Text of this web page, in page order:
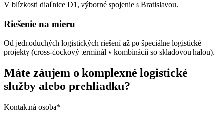
V blízkosti diaľnice D1, výborné spojenie s Bratislavou.
Riešenie na mieru
Od jednoduchých logistických riešení až po špeciálne logistické
projekty (cross-dockový terminál v kombinácii so skladovou halou).
Máte záujem o komplexné logistické
služby alebo prehliadku?
Kontaktná osoba*